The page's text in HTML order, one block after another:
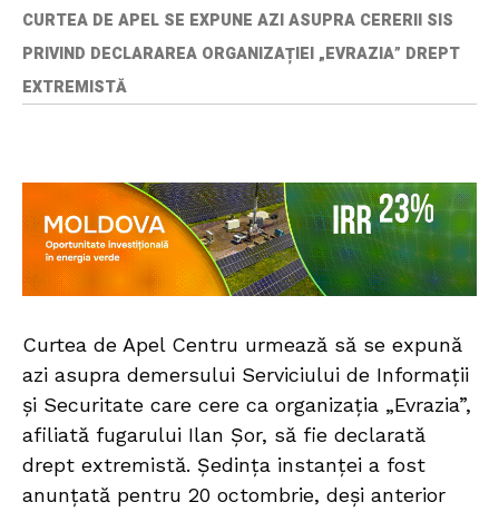
CURTEA DE APEL SE EXPUNE AZI ASUPRA CERERII SIS
PRIVIND DECLARAREA ORGANIZAȚIEI „EVRAZIA” DREPT
EXTREMISTĂ
Curtea de Apel Centru urmează să se expună
azi asupra demersului Serviciului de Informații
și Securitate care cere ca organizația „Evrazia”,
afiliată fugarului Ilan Șor, să fie declarată
drept extremistă. Ședința instanței a fost
anunțată pentru 20 octombrie, deși anterior